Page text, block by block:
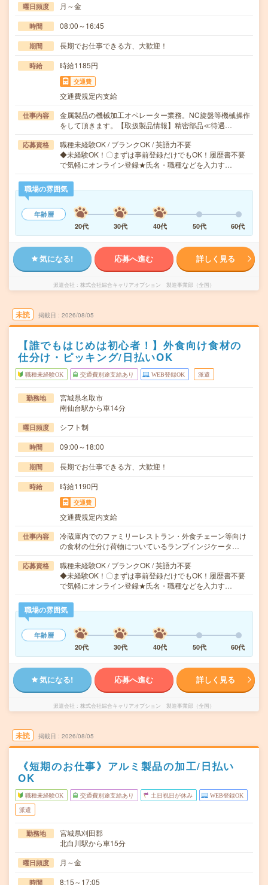
曜日頻度 月～金
時間 08:00～16:45
期間 長期でお仕事できる方、大歓迎！
時給 時給1185円
交通費
交通費規定内支給
仕事内容
金属製品の機械加工オペレーター業務。NC旋盤等機械操作
をして頂きます。【取扱製品情報】精密部品≪待遇…
応募資格
職種未経験OK / ブランクOK / 英語力不要
◆未経験OK！〇まずは事前登録だけでもOK！履歴書不要
で気軽にオンライン登録★氏名・職種などを入力す…
職場の雰囲気
年齢層
20代
30代 40代 50代 60代
気になる! 応募へ進む 詳しく見る
派遣会社 株式会社綜合キャリアオプション 製造事業部（全国）
未読 掲載日 2026/08/05
【誰でもはじめは初心者！】外食向け食材の
仕分け・ピッキング/日払いOK
職種未経験OK 交通費別途支給あり WEB登録OK 派遣
勤務地
宮城県名取市
南仙台駅から車14分
曜日頻度 シフト制
時間 09:00～18:00
期間 長期でお仕事できる方、大歓迎！
時給 時給1190円
交通費
交通費規定内支給
仕事内容
冷蔵庫内でのファミリーレストラン・外食チェーン等向け
の食材の仕分け荷物についているランプインジケータ…
応募資格
職種未経験OK / ブランクOK / 英語力不要
◆未経験OK！〇まずは事前登録だけでもOK！履歴書不要
で気軽にオンライン登録★氏名・職種などを入力す…
職場の雰囲気
年齢層
20代
30代 40代 50代 60代
気になる! 応募へ進む 詳しく見る
派遣会社 株式会社綜合キャリアオプション 製造事業部（全国）
未読 掲載日 2026/08/05
《短期のお仕事》アルミ製品の加工/日払い
OK
職種未経験OK 交通費別途支給あり 土日祝日が休み WEB登録OK
派遣
勤務地
宮城県刈田郡
北白川駅から車15分
曜日頻度 月～金
時間 8:15～17:05